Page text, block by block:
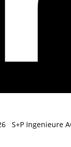
S+P Ingenieure